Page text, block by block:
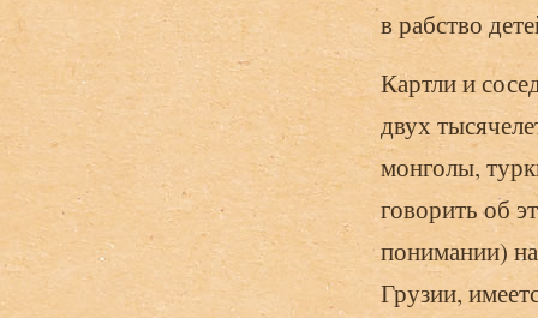
в рабство
Картли и
двух
монголы,
говорить об
понимании)
Грузии,